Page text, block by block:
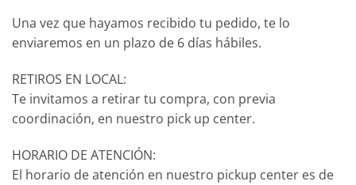
Una vez que hayamos recibido tu pedido, te lo
enviaremos en un plazo de 6 días hábiles.
RETIROS EN LOCAL:
Te invitamos a retirar tu compra, con previa
coordinación, en nuestro pick up center.
HORARIO DE ATENCIÓN:
El horario de atención en nuestro pickup center es de